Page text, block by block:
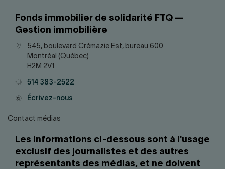
Fonds immobilier de solidarité FTQ —
Gestion immobilière
Adresse
545, boulevard Crémazie Est, bureau 600
Montréal (Québec)
H2M 2V1
Téléphone
514 383-2522
CourrielÉcrivez-nous
Contact médias
Les informations ci-dessous sont à l'usage
exclusif des journalistes et des autres
représentants des médias, et ne doivent